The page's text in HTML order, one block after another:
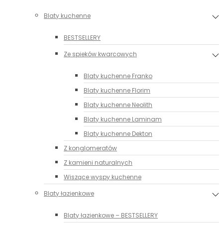
Blaty kuchenne
BESTSELLERY
Ze spieków kwarcowych
Blaty kuchenne Franko
Blaty kuchenne Florim
Blaty kuchenne Neolith
Blaty kuchenne Laminam
Blaty kuchenne Dekton
Z konglomeratów
Z kamieni naturalnych
Wiszące wyspy kuchenne
Blaty łazienkowe
Blaty łazienkowe – BESTSELLERY